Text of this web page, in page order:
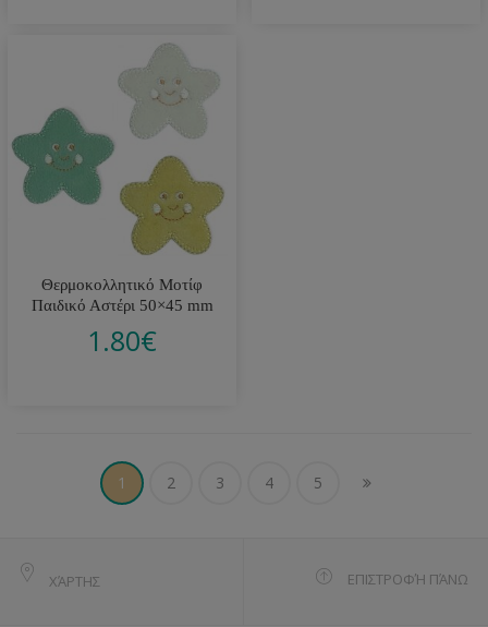
Θερμοκολλητικό Μοτίφ
Παιδικό Αστέρι 50×45 mm
1.80€
1 2 3 4 5
ΧΆΡΤΗΣ ΕΠΙΣΤΡΟΦΉ ΠΆΝΩ